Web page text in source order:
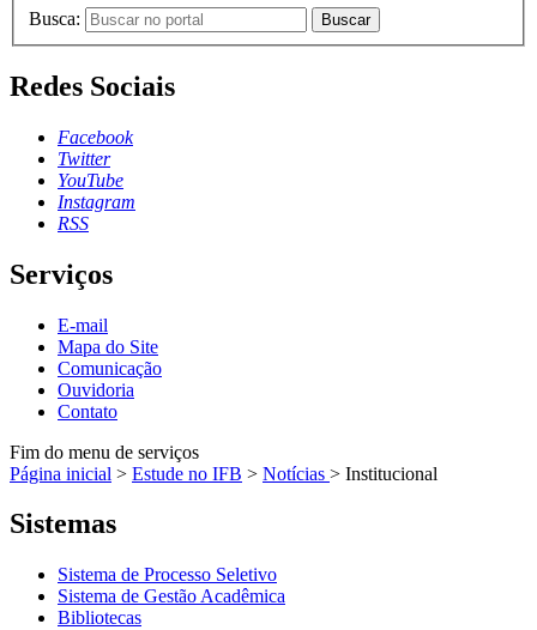
Busca: Buscar
Redes Sociais
Facebook
Twitter
YouTube
Instagram
RSS
Serviços
E-mail
Mapa do Site
Comunicação
Ouvidoria
Contato
Fim do menu de serviços
Página inicial > Estude no IFB > Notícias > Institucional
Sistemas
Sistema de Processo Seletivo
Sistema de Gestão Acadêmica
Bibliotecas